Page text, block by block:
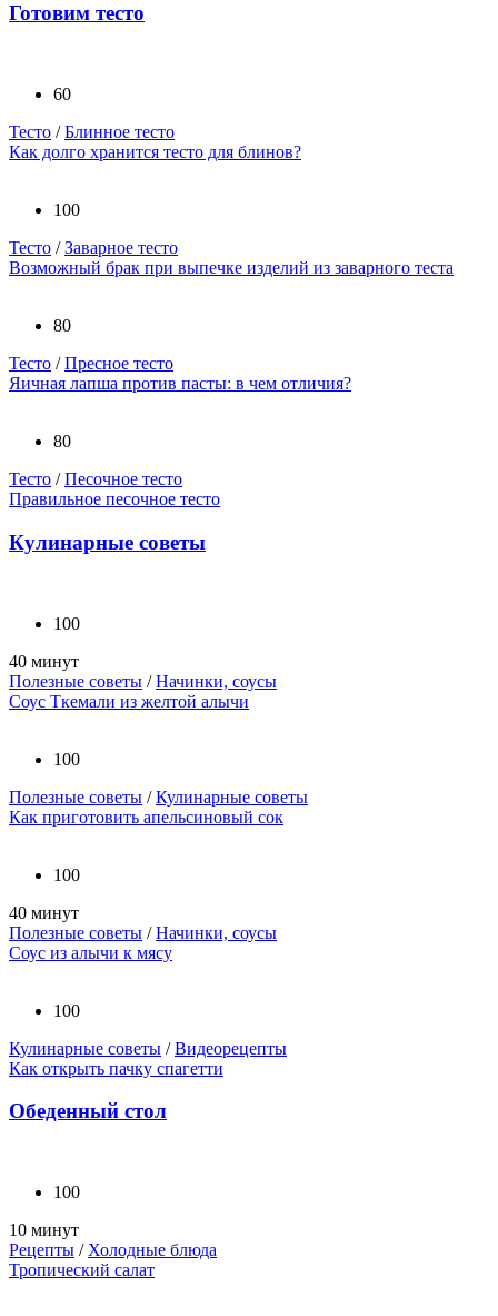
Готовим тесто
60
Тесто /Блинное тесто
Как долго хранится тесто для блинов?
100
Тесто /Заварное тесто
Возможный брак при выпечке изделий из заварного теста
80
Тесто /Пресное тесто
Яичная лапша против пасты: в чем отличия?
80
Тесто /Песочное тесто
Правильное песочное тесто
Кулинарные советы
100
40 минут
Полезные советы /Начинки, соусы
Соус Ткемали из желтой алычи
100
Полезные советы /Кулинарные советы
Как приготовить апельсиновый сок
100
40 минут
Полезные советы /Начинки, соусы
Соус из алычи к мясу
100
Кулинарные советы /Видеорецепты
Как открыть пачку спагетти
Обеденный стол
100
10 минут
Рецепты / Холодные блюда
Тропический салат